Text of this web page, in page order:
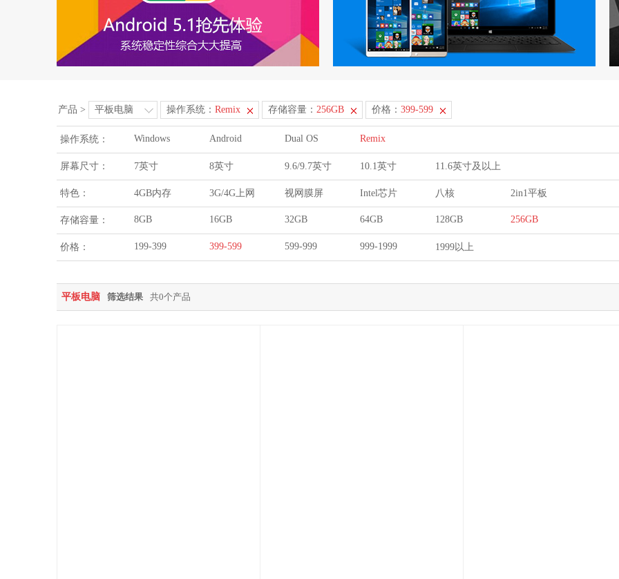
产品 > 平板电脑 操作系统： Remix 存储容量： 256GB 价格： 399-599
操作系统： Windows Android Dual OS Remix
屏幕尺寸： 7英寸 8英寸 9.6/9.7英寸 10.1英寸 11.6英寸及以上
特色： 4GB内存 3G/4G上网 视网膜屏 Intel芯片 八核 2in1平板
存储容量： 8GB 16GB 32GB 64GB 128GB 256GB
价格： 199-399 399-599 599-999 999-1999 1999以上
平板电脑 筛选结果 共0个产品